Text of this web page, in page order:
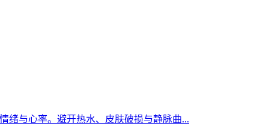
绪与心率。避开热水、皮肤破损与静脉曲...